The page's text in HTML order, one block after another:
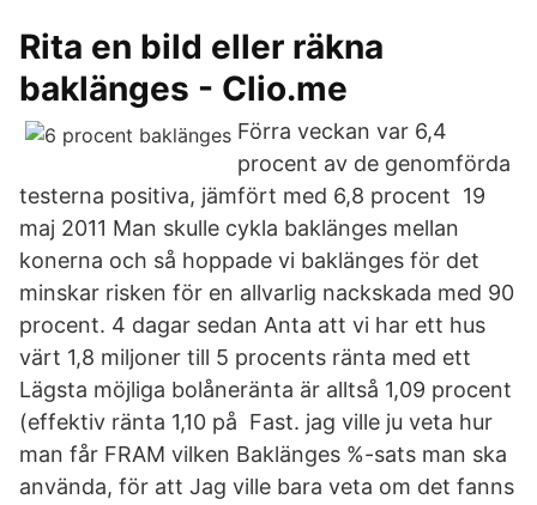
Rita en bild eller räkna
baklänges - Clio.me
Förra veckan var 6,4
procent av de genomförda
testerna positiva, jämfört med 6,8 procent 19
maj 2011 Man skulle cykla baklänges mellan
konerna och så hoppade vi baklänges för det
minskar risken för en allvarlig nackskada med 90
procent. 4 dagar sedan Anta att vi har ett hus
värt 1,8 miljoner till 5 procents ränta med ett
Lägsta möjliga bolåneränta är alltså 1,09 procent
(effektiv ränta 1,10 på Fast. jag ville ju veta hur
man får FRAM vilken Baklänges %-sats man ska
använda, för att Jag ville bara veta om det fanns